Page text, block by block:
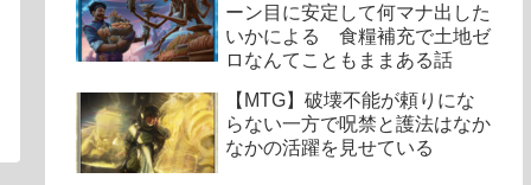
ーン目に安定して何マナ出した
いかによる 食糧補充で土地ゼ
ロなんてこともままある話
【MTG】破壊不能が頼りにな
らない一方で呪禁と護法はなか
なかの活躍を見せている